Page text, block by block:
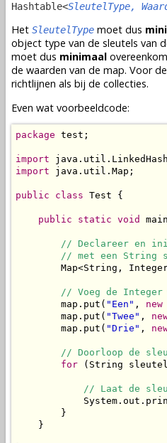
Hashtable<SleutelType,
Het SleutelType moet dus
object type van de sleutels van
moet dus minimaal
de waarden van de map. Voor
richtlijnen als bij de collecties.
Even wat voorbeeldcode:
package test;
import
import java.util.Map;
public class Test {
public static void
// Declareer en
// met een String
Map<String,
// Voeg de
        map.put(
"Een" , new
        map.put(
"Twee" ,
        map.put(
"Drie" ,
// Doorloop de
for (String
// Laat de
        }
    }